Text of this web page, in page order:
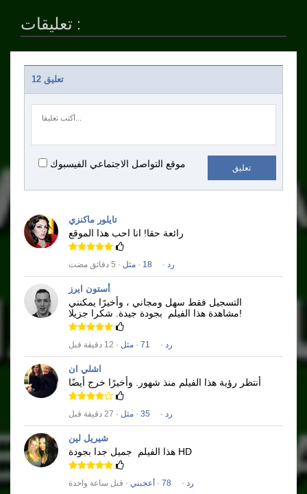
تعليقات :
12 تعليق
موقع التواصل الاجتماعي الفيسبوك تعليق
تايلور ماكنزي
رائعة حقا! انا احب هذا الموقع
رد ·
18
· مثل · 5 دقائق مضت
أستون ايرز
التسجيل فقط سهل ومجاني ، وأخيرًا يمكنني
مشاهدة هذا الفيلم
بجودة جيدة. شكرا جزيلا!
رد ·
71
· مثل · 12 دقيقة قبل
اشلي ان
أنتظر رؤية هذا الفيلم منذ شهور. وأخيرًا خرج أيضًا
رد ·
35
· مثل · 27 دقيقة قبل
شيريل لين
هذا الفيلم جميل جدا بجودة HD
رد ·
78
· أعجبني · قبل ساعة واحدة